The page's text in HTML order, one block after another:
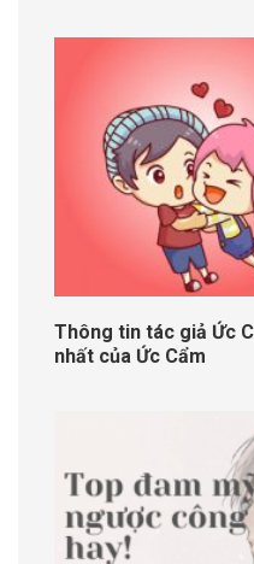
Thông tin tác giả Ức
nhất của Ức Cẩm